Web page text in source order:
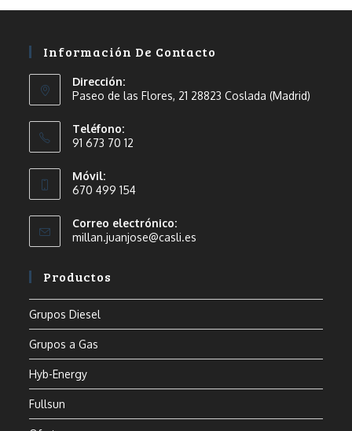
Información De Contacto
Dirección:
Paseo de las Flores, 21 28823 Coslada (Madrid)
Teléfono:
91 673 70 12
Móvil:
670 499 154
Correo electrónico:
millan.juanjose@casli.es
Productos
Grupos Diesel
Grupos a Gas
Hyb-Energy
Fullsun